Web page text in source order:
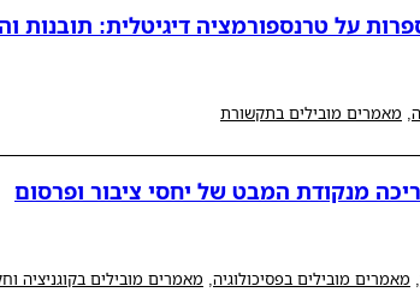
על טרנספורמציה דיגיטלית: תובנות
, מאמרים מובילים בתקשורת
מנקודת המבט של יחסי ציבור ופרסום
, מאמרים מובילים בפסיכולוגיה, מאמרים מובילים בקוגניציה